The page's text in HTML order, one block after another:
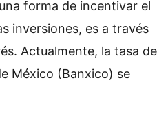
forma de incentivar el
inversiones, es a través
Actualmente, la tasa de
México (Banxico) se